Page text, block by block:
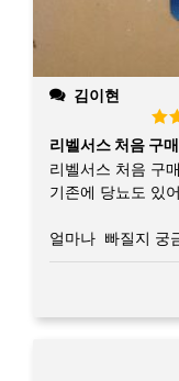
김이현
of 5
리벨서스 처음 구
리벨서스 처음 구
기존에 당뇨도 있
얼마나 빠질지 궁